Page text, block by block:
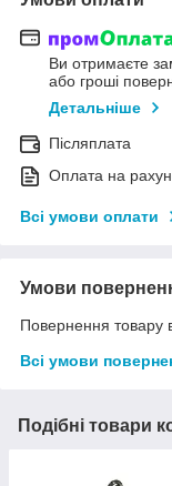
Ви отримаєте
або гроші
Детальніше
Післяплата
Оплата на
Всі умови оплати
Умови
Повернення товару
Всі умови
Подібні товари